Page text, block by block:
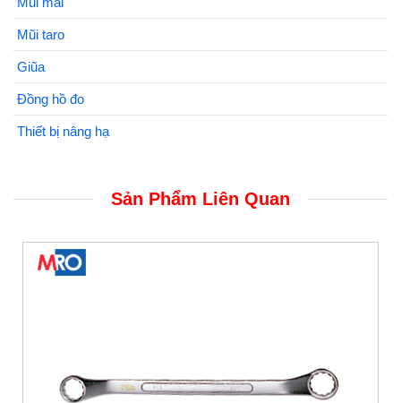
Mũi taro
Giũa
Đồng hồ đo
Thiết bị nâng hạ
Sản Phẩm Liên Quan